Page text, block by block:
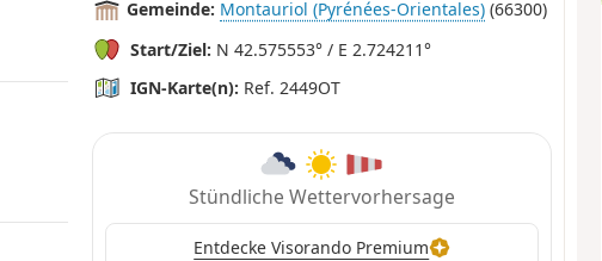
Gemeinde: Montauriol (Pyrénées-Orientales) (66300)
Start/Ziel: N 42.575553° / E 2.724211°
IGN-Karte(n): Ref. 2449OT
Stündliche Wettervorhersage
Entdecke Visorando Premium